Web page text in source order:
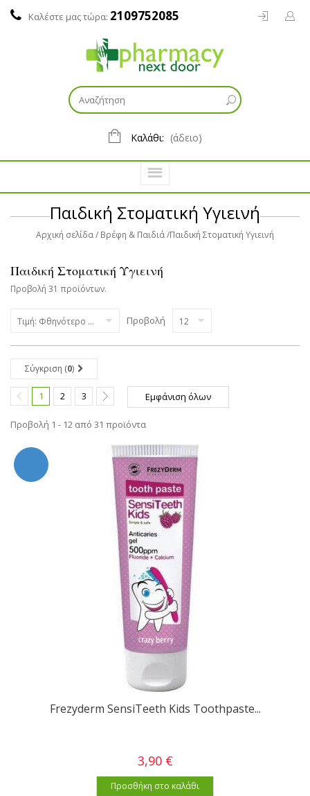
Καλέστε μας τώρα: 2109752085
Καλάθι: (άδειο)
Παιδική Στοματική Υγιεινή
Αρχική σελίδα Βρέφη & Παιδιά Παιδική Στοματική Υγιεινή
Παιδική Στοματική Υγιεινή
Προβολή 31 προϊόντων.
Τιμή: Φθηνότερο πρώτα Προβολή 12
Σύγκριση (0)
Εμφάνιση όλων
1 2 3
Προβολή 1 - 12 από 31 προϊόντα
Frezyderm SensiTeeth Kids Toothpaste...
3,90 €
Προσθήκη στο καλάθι